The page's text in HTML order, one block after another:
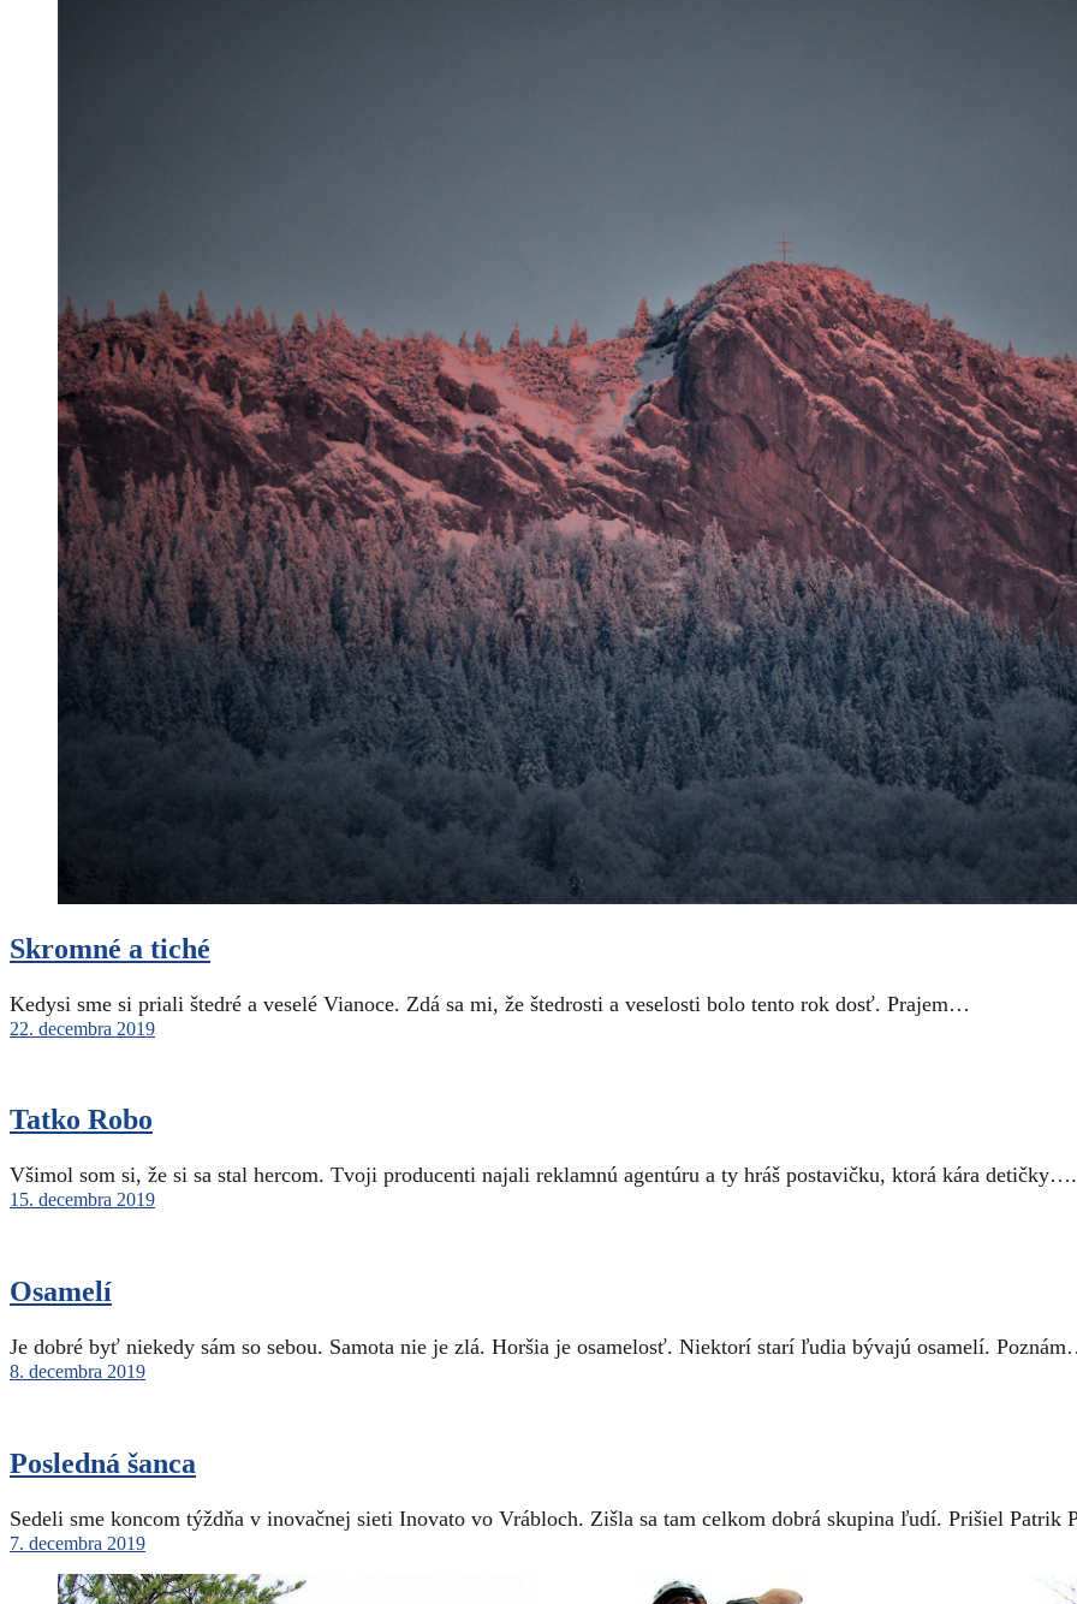
Skromné a tiché
Kedysi sme si priali štedré a veselé Vianoce. Zdá sa mi, že štedrosti a veselosti bolo tento rok dosť. Prajem…
22. decembra 2019
Tatko Robo
Všimol som si, že si sa stal hercom. Tvoji producenti najali reklamnú agentúru a ty hráš postavičku, ktorá kára detičky….
15. decembra 2019
Osamelí
Je dobré byť niekedy sám so sebou. Samota nie je zlá. Horšia je osamelosť. Niektorí starí ľudia bývajú osamelí.
8. decembra 2019
Posledná šanca
Sedeli sme koncom týždňa v inovačnej sieti Inovato vo Vrábloch. Zišla sa tam celkom dobrá skupina ľudí. Prišiel Patrik
7. decembra 2019